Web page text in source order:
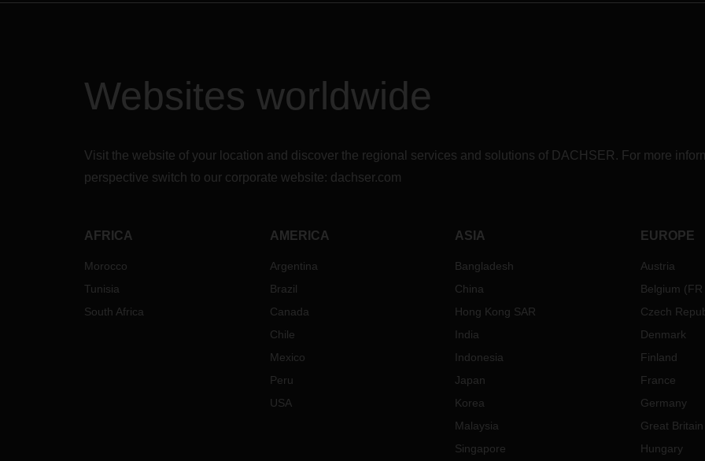
Websites worldwide
Visit the website of your location and discover the regional services and solutions of DACHSER. For more
perspective switch to our corporate website: dachser.com
AFRICA
Morocco
Tunisia
South Africa
AMERICA
Argentina
Brazil
Canada
Chile
Mexico
Peru
USA
ASIA
Bangladesh
China
Hong Kong SAR
India
Indonesia
Japan
Korea
Malaysia
Singapore
EUROPE
Austria
Belgium (FR
Czech
Denmark
Finland
France
Germany
Great Britain
Hungary